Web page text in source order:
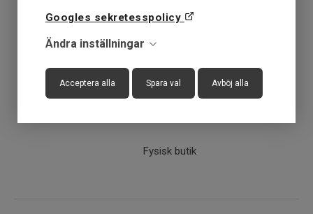
Googles sekretesspolicy
Ändra inställningar
Acceptera alla Spara val Avböj alla
Snabba leveranser
Fysisk butik